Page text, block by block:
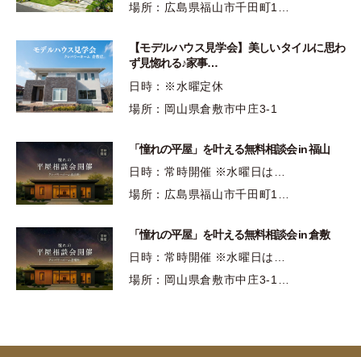
場所：広島県福山市千田町1…
【モデルハウス見学会】美しいタイルに思わ
ず見惚れる♪家事…
日時：※水曜定休
場所：岡山県倉敷市中庄3-1
「憧れの平屋」を叶える無料相談会 in 福山
日時：常時開催 ※水曜日は…
場所：広島県福山市千田町1…
「憧れの平屋」を叶える無料相談会 in 倉敷
日時：常時開催 ※水曜日は…
場所：岡山県倉敷市中庄3-1…